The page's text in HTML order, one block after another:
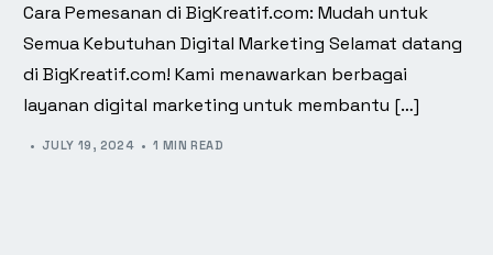
Cara Pemesanan di BigKreatif.com: Mudah untuk
Semua Kebutuhan Digital Marketing Selamat datang
di BigKreatif.com! Kami menawarkan berbagai
layanan digital marketing untuk membantu […]
JULY 19, 2024 1 MIN READ